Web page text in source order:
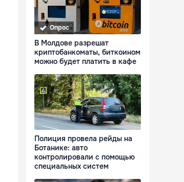
Опрос
В Молдове разрешат
криптобанкоматы, биткоином
можно будет платить в кафе
Полиция провела рейды на
Ботанике: авто
контролировали с помощью
специальных систем